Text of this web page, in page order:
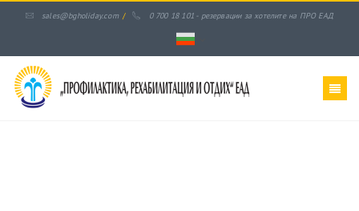
sales@bgholiday.com / 0 700 18 101 - резервации за хотелите на ПРО ЕАД